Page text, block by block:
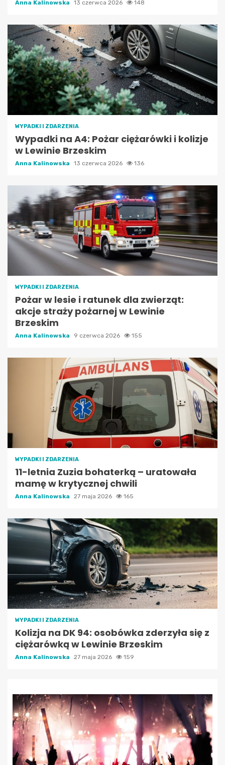
Anna Kalinowska 13 czerwca 2026 148
WYPADKI I ZDARZENIA
Wypadki na A4: Pożar ciężarówki i kolizje
w Lewinie Brzeskim
Anna Kalinowska 13 czerwca 2026 136
WYPADKI I ZDARZENIA
Pożar w lesie i ratunek dla zwierząt:
akcje straży pożarnej w Lewinie
Brzeskim
Anna Kalinowska 9 czerwca 2026 155
WYPADKI I ZDARZENIA
11-letnia Zuzia bohaterką – uratowała
mamę w krytycznej chwili
Anna Kalinowska 27 maja 2026 165
WYPADKI I ZDARZENIA
Kolizja na DK 94: osobówka zderzyła się z
ciężarówką w Lewinie Brzeskim
Anna Kalinowska 27 maja 2026 159